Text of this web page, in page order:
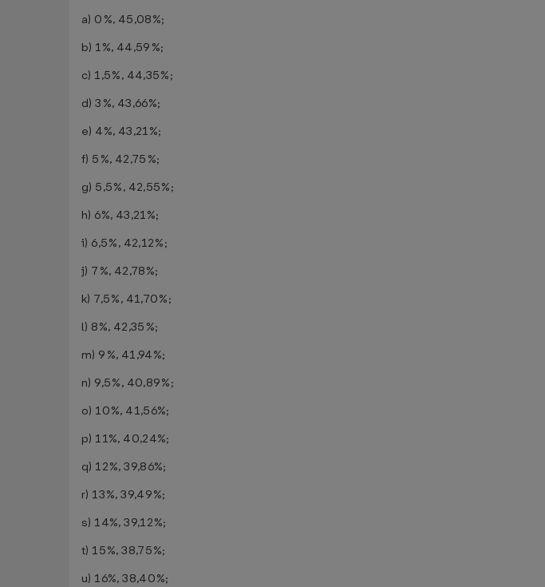
a) 0%, 45,08%;
b) 1%, 44,59%;
c) 1,5%, 44,35%;
d) 3%, 43,66%;
e) 4%, 43,21%;
f) 5%, 42,75%;
g) 5,5%, 42,55%;
h) 6%, 43,21%;
i) 6,5%, 42,12%;
j) 7%, 42,78%;
k) 7,5%, 41,70%;
l) 8%, 42,35%;
m) 9%, 41,94%;
n) 9,5%, 40,89%;
o) 10%, 41,56%;
p) 11%, 40,24%;
q) 12%, 39,86%;
r) 13%, 39,49%;
s) 14%, 39,12%;
t) 15%, 38,75%;
u) 16%, 38,40%;